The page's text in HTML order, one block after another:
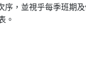
，並視乎每季班期
。